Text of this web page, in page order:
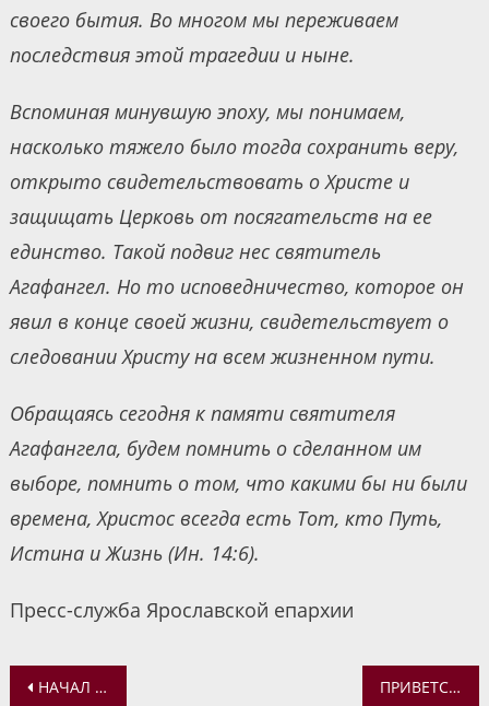
своего бытия. Во многом мы переживаем
последствия этой трагедии и ныне.
Вспоминая минувшую эпоху, мы понимаем,
насколько тяжело было тогда сохранить веру,
открыто свидетельствовать о Христе и
защищать Церковь от посягательств на ее
единство. Такой подвиг нес святитель
Агафангел. Но то исповедничество, которое он
явил в конце своей жизни, свидетельствует о
следовании Христу на всем жизненном пути.
Обращаясь сегодня к памяти святителя
Агафангела, будем помнить о сделанном им
выборе, помнить о том, что какими бы ни были
времена, Христос всегда есть Тот, кто Путь,
Истина и Жизнь (Ин. 14:6).
Пресс-служба Ярославской епархии
Навигация
НАЧАЛ РАБОТУ НОВЫЙ САЙТ ЯРОСЛАВСКОЙ ДУХОВНОЙ СЕМИНАРИИ ПРИВЕТСТВИЕ ЕПИСКОПА СИЛУАНА УЧАСТНИКАМ КОНФЕРЕНЦИИ, ПОСВЯЩЕННОЙ 170-ЛЕТИЮ СО ДНЯ РОЖДЕНИЯ СВЯТИТЕЛЯ АГАФАНГЕЛА